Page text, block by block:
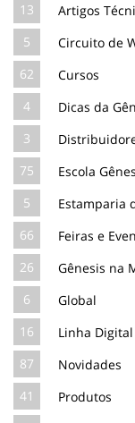
13
Artigos
5
Circuito de
62
Cursos
4
Dicas da
3
75
Escola
5
Estamparia
66
Feiras e
26
Gênesis na
6
Global
16
Linha Digital
87
Novidades
41
Produtos